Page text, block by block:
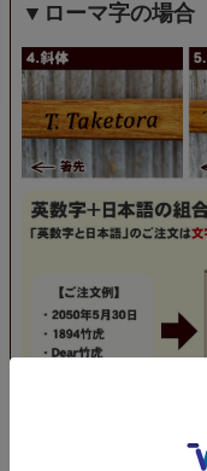
▼ローマ字の場合
画数が多い場